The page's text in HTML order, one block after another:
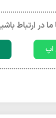
در ارتباط